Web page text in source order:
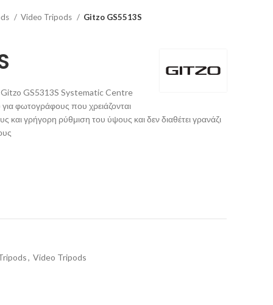
Video Tripods Gitzo GS5513S
Gitzo GS5313S Systematic Centre
φωτογράφους που χρειάζονται
γρήγορη ρύθμιση του ύψους και δεν διαθέτει γρανάζι
, Video Tripods